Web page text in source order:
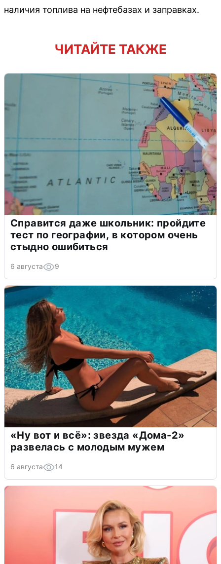
наличия топлива на нефтебазах и заправках.
ЧИТАЙТЕ ТАКЖЕ
Справится даже школьник: пройдите
тест по географии, в котором очень
стыдно ошибиться
6 августа 9
«Ну вот и всё»: звезда «Дома-2»
развелась с молодым мужем
6 августа 14